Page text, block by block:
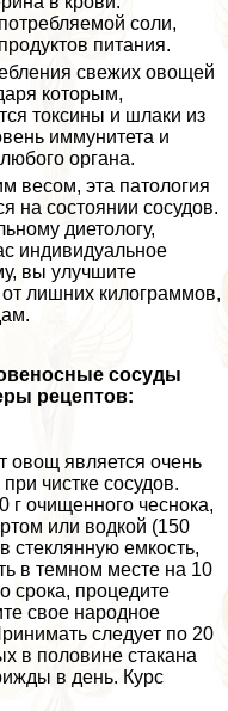
соли,
питания.
свежих овощей
которым,
токсины и шлаки из
иммунитета и
органа.
весом, эта патология
на состоянии сосудов.
диетологу,
индивидуальное
вы улучшите
лишних килограммов,
сосуды
рецептов:
овощ является очень
чистке сосудов.
г очищенного чеснока,
или водкой (150
стеклянную емкость,
в темном месте на 10
срока, процедите
свое народное
следует по 20
в половине стакана
в день. Курс